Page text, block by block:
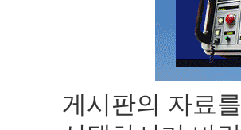
게시판의 자료